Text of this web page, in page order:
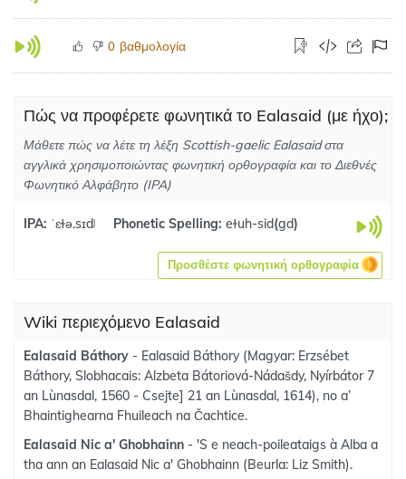
0 βαθμολογία
Πώς να προφέρετε φωνητικά το Ealasaid (με ήχο);
Μάθετε πώς να λέτε τη λέξη Scottish-gaelic Ealasaid στα
αγγλικά χρησιμοποιώντας φωνητική ορθογραφία και το Διεθνές
Φωνητικό Αλφάβητο (IPA)
IPA: ˈɛɫə.sɪdʲ Phonetic Spelling: eɫuh-sid(gd)
Προσθέστε φωνητική ορθογραφία
Wiki περιεχόμενο Ealasaid
Ealasaid Báthory - Ealasaid Báthory (Magyar: Erzsébet
Báthory, Slobhacais: Alzbeta Bátoriová-Nádašdy, Nyírbátor 7
an Lùnasdal, 1560 - Csejte] 21 an Lùnasdal, 1614), no a’
Bhaintighearna Fhuileach na Čachtice.
Ealasaid Nic a' Ghobhainn - 'S e neach-poileataigs à Alba a
tha ann an Ealasaid Nic a' Ghobhainn (Beurla: Liz Smith).